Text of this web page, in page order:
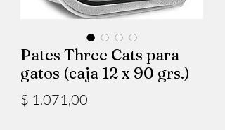
Pates Three Cats para
gatos (caja 12 x 90 grs.)
$ 1.071,00